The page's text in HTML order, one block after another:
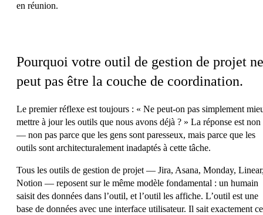
en réunion.
Pourquoi votre outil de gestion de projet ne
peut pas être la couche de coordination.
Le premier réflexe est toujours : « Ne peut-on pas simplement
mettre à jour les outils que nous avons déjà ? » La réponse est non
— non pas parce que les gens sont paresseux, mais parce que les
outils sont architecturalement inadaptés à cette tâche.
Tous les outils de gestion de projet — Jira, Asana, Monday,
Notion — reposent sur le même modèle fondamental : un humain
saisit des données dans l’outil, et l’outil les affiche. L’outil est une
base de données avec une interface utilisateur. Il sait exactement ce